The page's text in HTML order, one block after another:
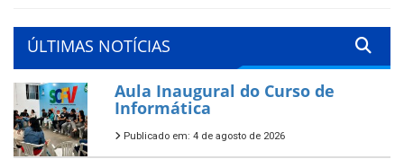
ÚLTIMAS NOTÍCIAS
Aula Inaugural do Curso de
Informática
Publicado em: 4 de agosto de 2026